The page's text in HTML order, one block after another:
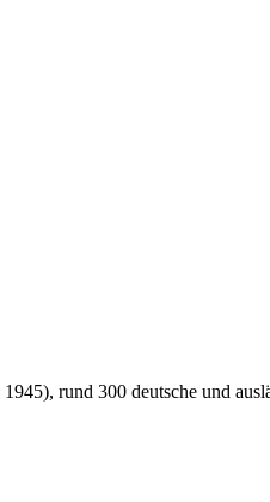
rund 300 deutsche und